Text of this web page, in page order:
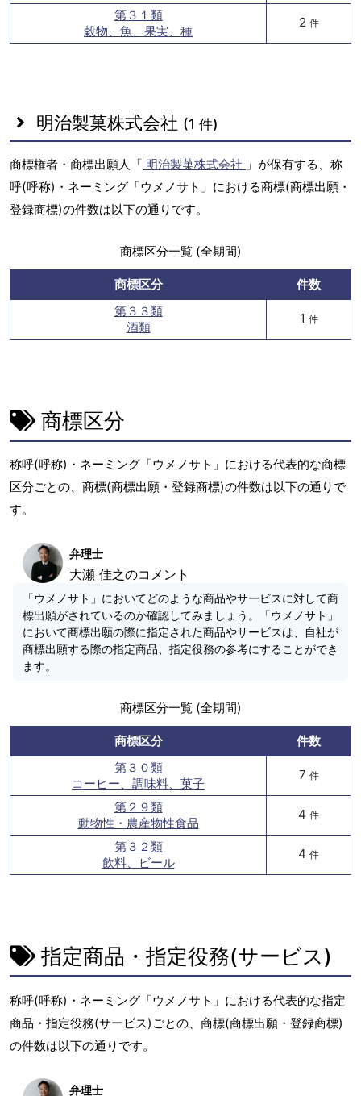
第３１類
穀物、魚、果実、種
2 件
明治製菓株式会社 (1 件)
商標権者・商標出願人「 明治製菓株式会社 」が保有する、称
呼(呼称)・ネーミング「ウメノサト」における商標(商標出願・
登録商標)の件数は以下の通りです。
商標区分一覧 (全期間)
商標区分
件数
第３３類
酒類
1 件
商標区分
称呼(呼称)・ネーミング「ウメノサト」における代表的な商標
区分ごとの、商標(商標出願・登録商標)の件数は以下の通りで
す。
弁理士
大瀬 佳之のコメント
「ウメノサト」においてどのような商品やサービスに対して商
標出願がされているのか確認してみましょう。「ウメノサト」
において商標出願の際に指定された商品やサービスは、自社が
商標出願する際の指定商品、指定役務の参考にすることができ
ます。
商標区分一覧 (全期間)
商標区分
件数
第３０類
コーヒー、調味料、菓子
7 件
第２９類
動物性・農産物性食品
4 件
第３２類
飲料、ビール
4 件
指定商品・指定役務(サービス)
称呼(呼称)・ネーミング「ウメノサト」における代表的な指定
商品・指定役務(サービス)ごとの、商標(商標出願・登録商標)
の件数は以下の通りです。
弁理士